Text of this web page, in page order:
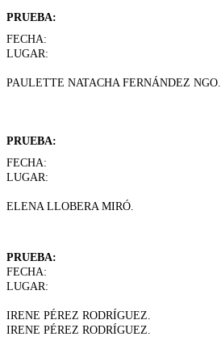
PRUEBA:
FECHA:
LUGAR:
PAULETTE NATACHA FERNÁNDEZ NGO.
PRUEBA:
FECHA:
LUGAR:
ELENA LLOBERA MIRÓ.
PRUEBA:
FECHA:
LUGAR:
IRENE PÉREZ RODRÍGUEZ.
IRENE PÉREZ RODRÍGUEZ.